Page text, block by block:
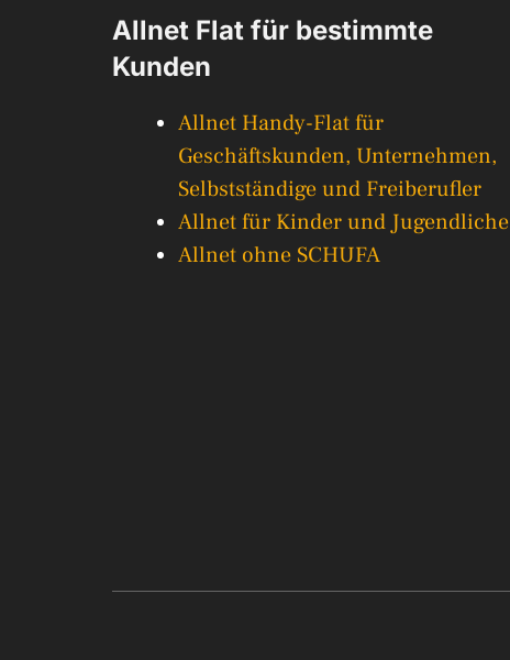
Allnet Flat für bestimmte
Kunden
Allnet Handy-Flat für
Geschäftskunden, Unternehmen,
Selbstständige und Freiberufler
Allnet für Kinder und Jugendliche
Allnet ohne SCHUFA